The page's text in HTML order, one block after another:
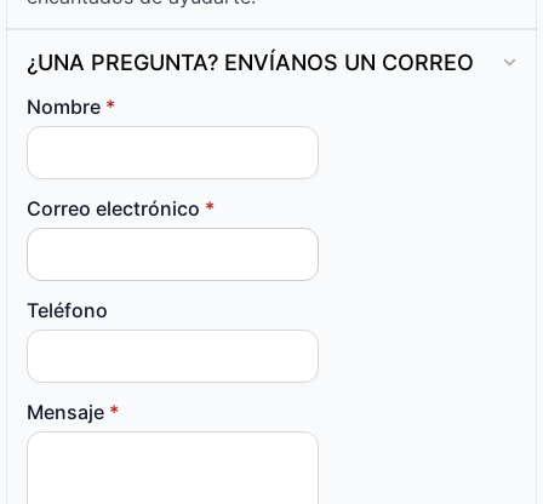
¿UNA PREGUNTA? ENVÍANOS UN CORREO
Nombre *
Correo electrónico *
Teléfono
Mensaje *